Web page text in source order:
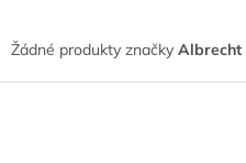
Žádné produkty značky Albrecht